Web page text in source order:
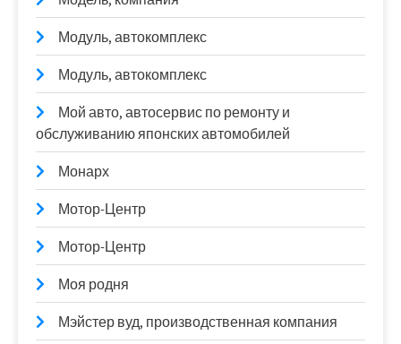
Модуль, автокомплекс
Модуль, автокомплекс
Мой авто, автосервис по ремонту и
обслуживанию японских автомобилей
Монарх
Мотор-Центр
Мотор-Центр
Моя родня
Мэйстер вуд, производственная компания